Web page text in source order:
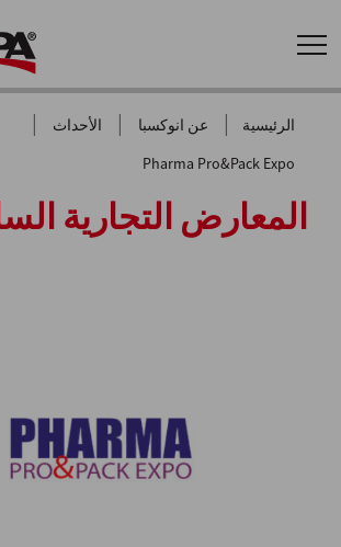
الرئيسية | عن انوكسبا | الأحداث |
Pharma Pro&Pack Expo
المعارض التجارية